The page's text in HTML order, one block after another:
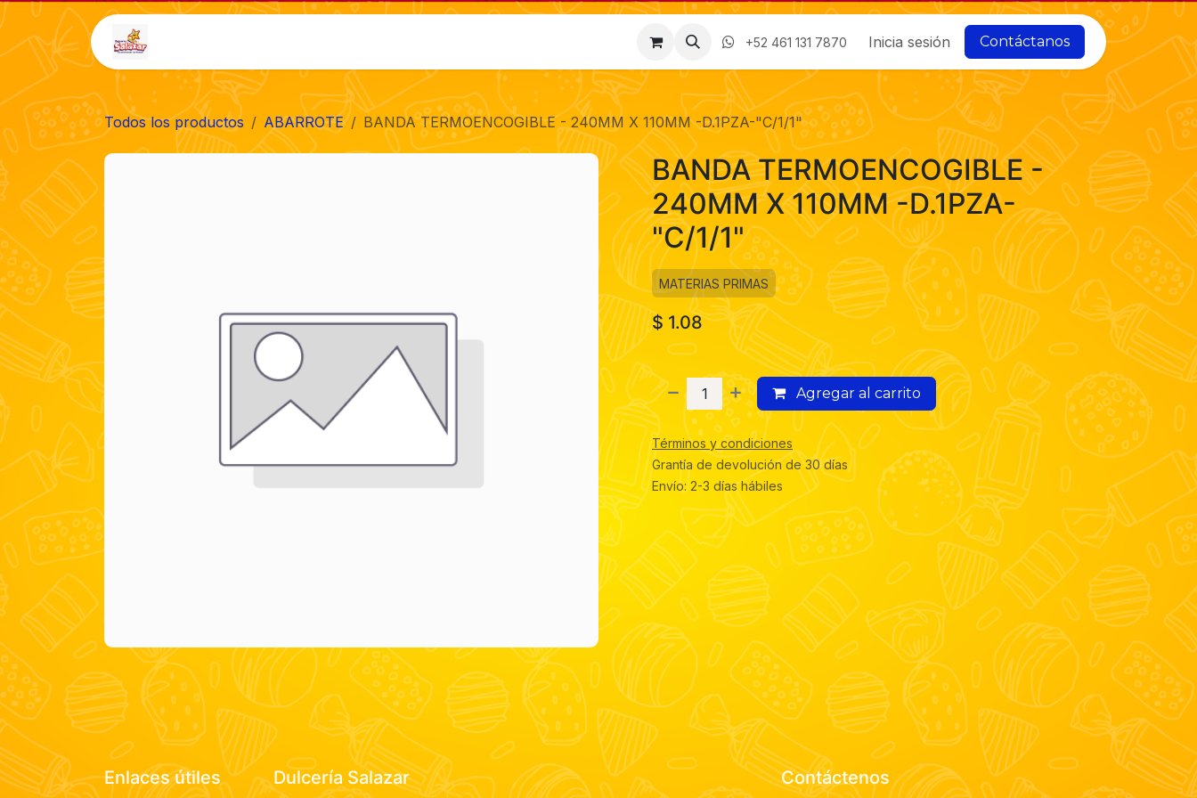
Ir al contenido
Contáctenos Nosotros
+52 461 131 7870 Inicia sesión Contáctanos
Todos los productos ABARROTE BANDA TERMOENCOGIBLE - 240MM X 110MM -D.1PZA-"C/1/1"
BANDA TERMOENCOGIBLE -
240MM X 110MM -D.1PZA-
"C/1/1"
MATERIAS PRIMAS
$ 1.08
Agregar al carrito
Términos y condiciones
Grantía de devolución de 30 días
Envío: 2-3 días hábiles
Enlaces útiles Dulcería Salazar Contáctenos